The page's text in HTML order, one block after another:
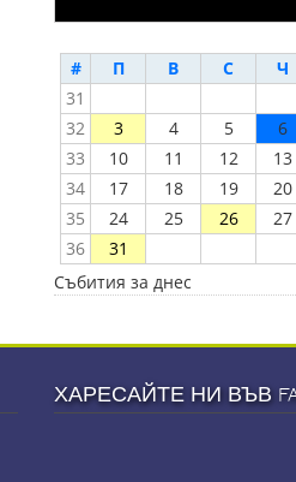
# П В С Ч
31
32
3 4 5 6
33
10 11 12 13
34
17 18 19 20
35
24 25 26 27
36
31
Събития за днес
ХАРЕСАЙТЕ НИ ВЪВ